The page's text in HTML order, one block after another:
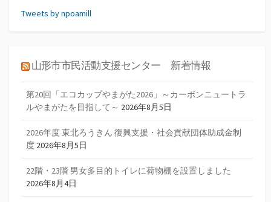
Tweets by npoamill
山形市市民活動支援センター 新着情報
第20回「エコカップやまがた2026」～カーボンニュートラ
ルやまがたを目指して～ 2026年8月5日
2026年度 東北ろうきん 復興支援・社会貢献団体助成金制
度 2026年8月5日
22階・23階 男女多目的トイレに荷物棚を設置しました
2026年8月4日